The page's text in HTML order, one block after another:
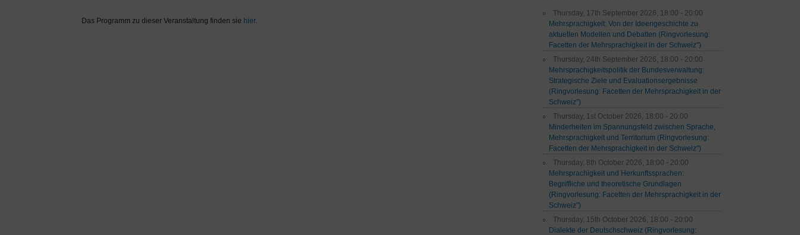
Das Programm zu dieser Veranstaltung finden sie hier.
Thursday, 17th September 2026, 18:00 - 20:00
Mehrsprachigkeit: Von der Ideengeschichte zu
aktuellen Modellen und Debatten (Ringvorlesung:
Facetten der Mehrsprachigkeit in der Schweiz")
Thursday, 24th September 2026, 18:00 - 20:00
Mehrsprachigkeitspolitik der Bundesverwaltung:
Strategische Ziele und Evaluationsergebnisse
(Ringvorlesung: Facetten der Mehrsprachigkeit in der
Schweiz”)
Thursday, 1st October 2026, 18:00 - 20:00
Minderheiten im Spannungsfeld zwischen Sprache,
Mehrsprachigkeit und Territorium (Ringvorlesung:
Facetten der Mehrsprachigkeit in der Schweiz")
Thursday, 8th October 2026, 18:00 - 20:00
Mehrsprachigkeit und Herkunftssprachen:
Begriffliche und theoretische Grundlagen
(Ringvorlesung: Facetten der Mehrsprachigkeit in der
Schweiz")
Thursday, 15th October 2026, 18:00 - 20:00
Dialekte der Deutschschweiz (Ringvorlesung: